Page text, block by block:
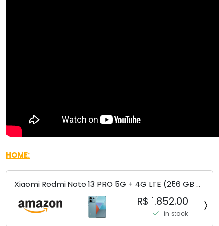
HOME:
Xiaomi Redmi Note 13 PRO 5G + 4G LTE (256 GB +
8 GB) 200 MP Triplo (Mobile Mint Tello e) +
(Pacote de carregador duplo de carro rápido)
(Ocean Teal (ROM))
R$ 1.852,00
in stock